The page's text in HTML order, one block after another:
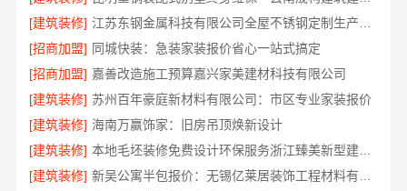
[建筑装修]
[招商加盟] 同城快装：急装家装报价省心一站式搞定
[招商加盟] 嘉善改造施工预算嘉兴家美建材科技有限公司
[建筑装修] 苏州百年豪庭新材料有限公司：市区专业家装报价
[建筑装修] 海南万赢饰家：旧房吊顶焕新设计
[建筑装修]
本地毛坯装修免费设计环保服务浙江臻美新型建材有限公司
[建筑装修]